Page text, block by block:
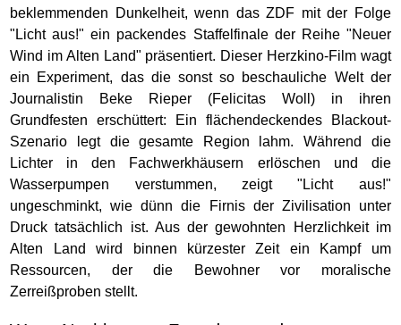
beklemmenden Dunkelheit, wenn das ZDF mit der Folge
"Licht aus!" ein packendes Staffelfinale der Reihe "Neuer
Wind im Alten Land" präsentiert. Dieser Herzkino-Film wagt
ein Experiment, das die sonst so beschauliche Welt der
Journalistin Beke Rieper (Felicitas Woll) in ihren
Grundfesten erschüttert: Ein flächendeckendes Blackout-
Szenario legt die gesamte Region lahm. Während die
Lichter in den Fachwerkhäusern erlöschen und die
Wasserpumpen verstummen, zeigt "Licht aus!"
ungeschminkt, wie dünn die Firnis der Zivilisation unter
Druck tatsächlich ist. Aus der gewohnten Herzlichkeit im
Alten Land wird binnen kürzester Zeit ein Kampf um
Ressourcen, der die Bewohner vor moralische
Zerreißproben stellt.